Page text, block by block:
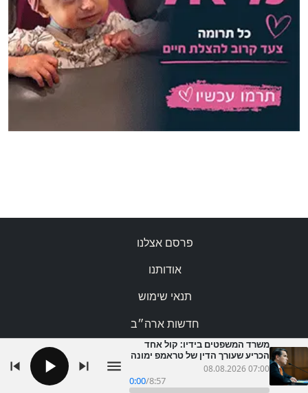
פרסם אצלנו
אודותנו
תנאי שימוש
חדשות ארה״ב
מגזין מסיבות
דפי אמריקה
משרד המשפטים בידיו: קול אחד
הכריע שעורך הדין של טראמפ ימונה
לתובע הכללי
08.08.2026 07:00
0:00/8:57